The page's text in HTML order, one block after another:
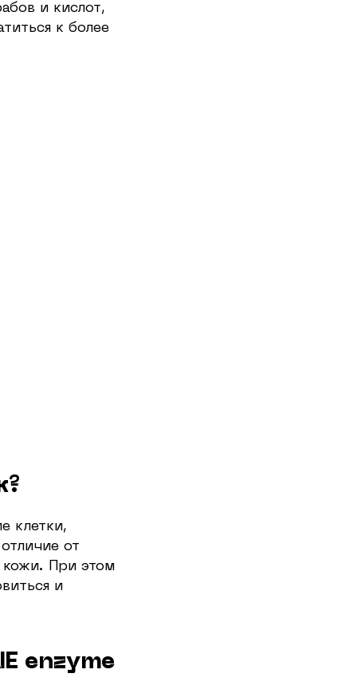
и кислот,
к более
клетки,
от
кожи. При этом
и
enzyme